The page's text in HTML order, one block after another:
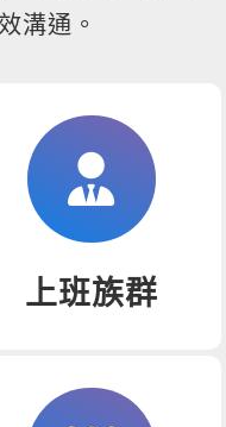
溝通。
上班族群